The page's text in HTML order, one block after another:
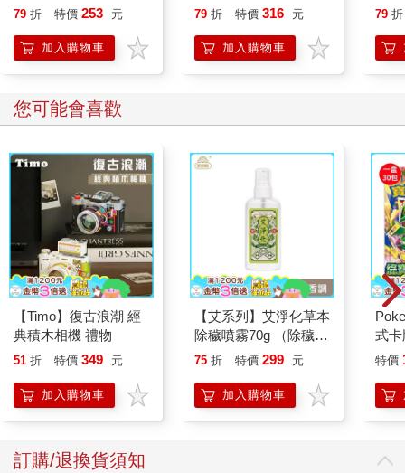
79 折 特價 253 元
加入購物車
誰都能自在相處
79 折 特價 316 元
加入購物車
79 折
您可能會喜歡
【Timo】復古浪潮 經
典積木相機 禮物
51 折 特價 349 元
加入購物車
【艾系列】艾淨化草本
除穢噴霧70g （除穢/
平安/淨化/艾草/芙蓉/
另有多瓶組優惠賣場
75 折 特價 299 元
加入購物車
式
化
特價
訂購/退換貨須知